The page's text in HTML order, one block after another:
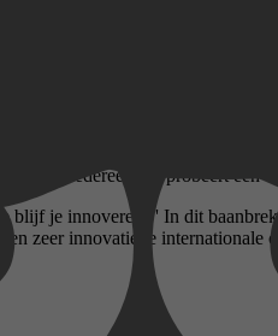
mensen centraal kwamen te
bij Netflix probeer je niet je
boekje open. Samen met
met (oud-)Netflix-
voor iedereen die probeert een
je innoveren?'' In dit
zeer innovatieve internationale